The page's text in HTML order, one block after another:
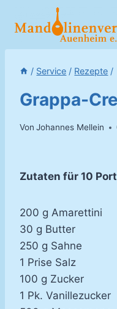
Inhalt
/ Service / Rezepte /
Grappa-
Von Johannes Mellein
Zutaten für 10
200 g Amarettini
30 g Butter
250 g Sahne
1 Prise Salz
100 g Zucker
1 Pk. Vanillezucker